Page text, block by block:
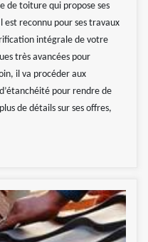
de toiture qui propose ses
est reconnu pour ses travaux
intégrale de votre
très avancées pour
il va procéder aux
pour rendre de
de détails sur ses offres,